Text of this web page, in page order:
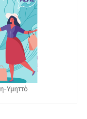
Υμηττό